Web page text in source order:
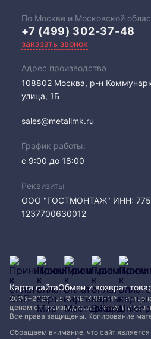
По Москве и Московской
+7 (499) 302-37-48
заказать звонок
Адрес производства
108802​ Москва, р-н
улица, 1Б
sales@metallmk.ru
График работы:
с 9:00 до 18:00
Реквизиты
ООО "ГОСТМОНТАЖ" ИНН:
1237700630012
2005−2026 год © МЕТАЛЛ-МК -
ценам от производителя, оптом и в
Все права защищены. Копирование
Обращаем внимание, что сайт
Карта сайтаОбмен и возврат